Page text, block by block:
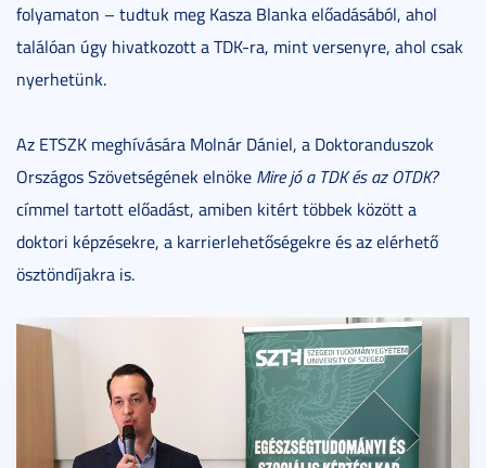
folyamaton – tudtuk meg Kasza Blanka előadásából, ahol
találóan úgy hivatkozott a TDK-ra, mint versenyre, ahol csak
nyerhetünk.
Az ETSZK meghívására Molnár Dániel, a Doktoranduszok
Országos Szövetségének elnöke Mire jó a TDK és az OTDK?
címmel tartott előadást, amiben kitért többek között a
doktori képzésekre, a karrierlehetőségekre és az elérhető
ösztöndíjakra is.